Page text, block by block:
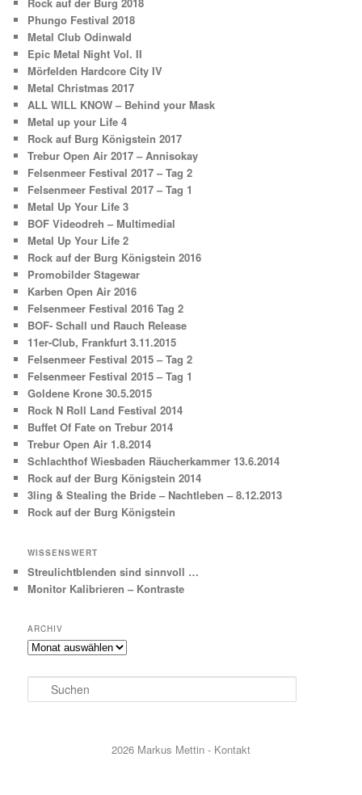
Phungo Festival 2018
Metal Club Odinwald
Epic Metal Night Vol. II
Mörfelden Hardcore City IV
Metal Christmas 2017
ALL WILL KNOW – Behind your Mask
Metal up your Life 4
Rock auf Burg Königstein 2017
Trebur Open Air 2017 – Annisokay
Felsenmeer Festival 2017 – Tag 2
Felsenmeer Festival 2017 – Tag 1
Metal Up Your Life 3
BOF Videodreh – Multimedial
Metal Up Your Life 2
Rock auf der Burg Königstein 2016
Promobilder Stagewar
Karben Open Air 2016
Felsenmeer Festival 2016 Tag 2
BOF- Schall und Rauch Release
11er-Club, Frankfurt 3.11.2015
Felsenmeer Festival 2015 – Tag 2
Felsenmeer Festival 2015 – Tag 1
Goldene Krone 30.5.2015
Rock N Roll Land Festival 2014
Buffet Of Fate on Trebur 2014
Trebur Open Air 1.8.2014
Schlachthof Wiesbaden Räucherkammer 13.6.2014
Rock auf der Burg Königstein 2014
3ling & Stealing the Bride – Nachtleben – 8.12.2013
Rock auf der Burg Königstein
WISSENSWERT
Streulichtblenden sind sinnvoll …
Monitor Kalibrieren – Kontraste
ARCHIV
Archiv
Suchen
2026 Markus Mettin - Kontakt